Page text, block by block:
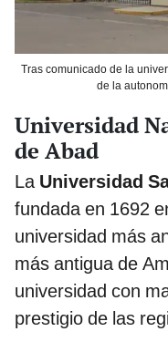
Tras comunicado de la
de la
Universidad
de Abad
La Universidad
fundada en 1692
universidad más
más antigua de
universidad con
prestigio de las